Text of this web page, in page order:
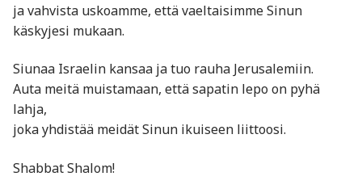
ja vahvista uskoamme, että vaeltaisimme Sinun
käskyjesi mukaan.
Siunaa Israelin kansaa ja tuo rauha Jerusalemiin.
Auta meitä muistamaan, että sapatin lepo on pyhä
lahja,
joka yhdistää meidät Sinun ikuiseen liittoosi.
Shabbat Shalom!